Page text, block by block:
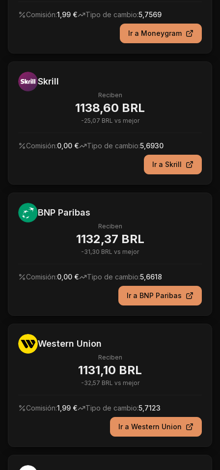
Comisión:1,99 € Tipo de cambio:5,7569
Ir a Moneygram
Skrill
Reciben
1138,60 BRL
-25,07 BRL vs mejor
Comisión:0,00 € Tipo de cambio:5,6930
Ir a Skrill
BNP Paribas
Reciben
1132,37 BRL
-31,30 BRL vs mejor
Comisión:0,00 € Tipo de cambio:5,6618
Ir a BNP Paribas
Western Union
Reciben
1131,10 BRL
-32,57 BRL vs mejor
Comisión:1,99 € Tipo de cambio:5,7123
Ir a Western Union